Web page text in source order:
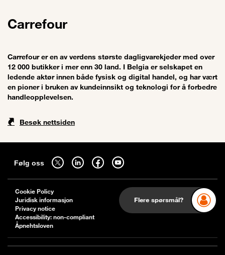
Carrefour
Carrefour er en av verdens største dagligvarekjeder med over
12 000 butikker i mer enn 30 land. I Belgia er selskapet en
ledende aktør innen både fysisk og digital handel, og har vært
en pioner i bruken av kundeinnsikt og teknologi for å forbedre
handleopplevelsen.
Besøk nettsiden
Flere spørsmål?
Følg oss
Følg oss på twitter - åpnes i en ny fane
Følg oss på linkedin - åpnes i en ny fane
Følg oss på facebook - åpnes i en ny fane
Følg oss på youtube - åpnes i en ny fane
Cookie Policy
Juridisk informasjon
Privacy notice
Accessibility: non-compliant
Åpnehtsloven